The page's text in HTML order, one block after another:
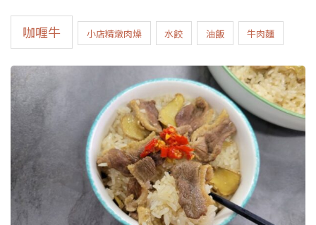
咖喱牛 小店精燉肉燥 水餃 油飯 牛肉麵